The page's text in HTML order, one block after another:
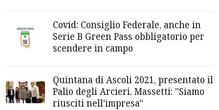
Covid: Consiglio Federale, anche in
Serie B Green Pass obbligatorio per
scendere in campo
Quintana di Ascoli 2021, presentato il
Palio degli Arcieri. Massetti: ''Siamo
riusciti nell'impresa''